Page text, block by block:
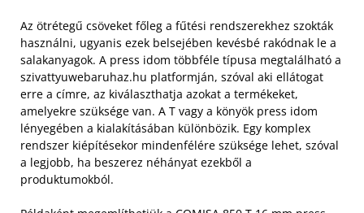
Az ötrétegű csöveket főleg a fűtési rendszerekhez szokták
használni, ugyanis ezek belsejében kevésbé rakódnak le a
salakanyagok. A press idom többféle típusa megtalálható a
szivattyuwebaruhaz.hu platformján, szóval aki ellátogat
erre a címre, az kiválaszthatja azokat a termékeket,
amelyekre szüksége van. A T vagy a könyök press idom
lényegében a kialakításában különbözik. Egy komplex
rendszer kiépítésekor mindenfélére szüksége lehet, szóval
a legjobb, ha beszerez néhányat ezekből a
produktumokból.